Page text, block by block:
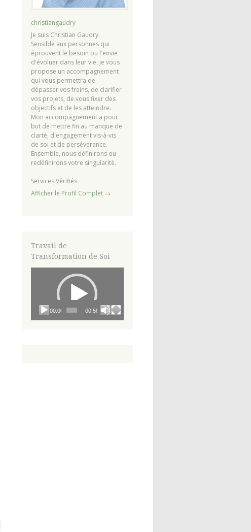
christiangaudry
Je suis Christian Gaudry.
Sensible aux personnes qui
éprouvent le besoin ou l'envie
d'évoluer dans leur vie, je vous
propose un accompagnement
qui vous permettra de
dépasser vos freins, de clarifier
vos projets, de vous fixer des
objectifs et de les atteindre.
Mon accompagnement a pour
but de mettre fin au manque de
clarté, d'engagement vis-à-vis
de soi et de persévérance.
Ensemble, nous définirons ou
redéfinirons votre singularité.
Services Vérifiés
Afficher le Profil Complet →
Travail de
Transformation de Soi
00:00 00:58